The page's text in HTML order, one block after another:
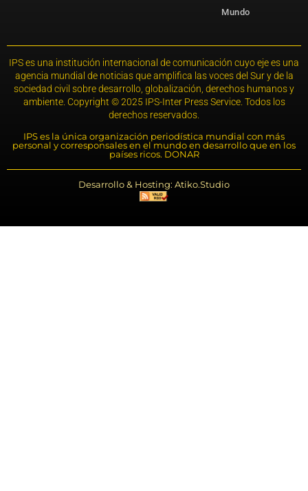
Mundo
IPS es una institución internacional de comunicación cuyo eje es una
agencia mundial de noticias que amplifica las voces del Sur y de la
sociedad civil sobre desarrollo, globalización, derechos humanos y
ambiente. Copyright © 2025 IPS-Inter Press Service. Todos los
derechos reservados.
IPS es la única organización periodística mundial con más
personal y corresponsales en el mundo en desarrollo que en los
países ricos. DONAR
Desarrollo & Hosting: Atiko.Studio